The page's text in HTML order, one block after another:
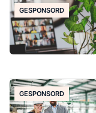
GESPONSORD
GESPONSORD